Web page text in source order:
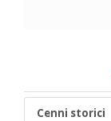
Cenni storici